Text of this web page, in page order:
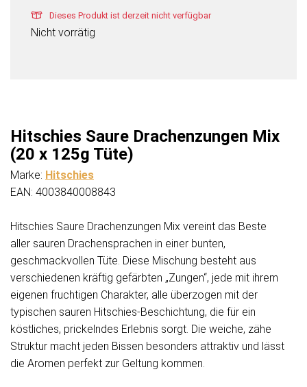
Dieses Produkt ist derzeit nicht verfügbar
Nicht vorrätig
Hitschies Saure Drachenzungen Mix
(20 x 125g Tüte)
Marke: Hitschies
EAN: 4003840008843
Hitschies Saure Drachenzungen Mix vereint das Beste
aller sauren Drachensprachen in einer bunten,
geschmackvollen Tüte. Diese Mischung besteht aus
verschiedenen kräftig gefärbten „Zungen“, jede mit ihrem
eigenen fruchtigen Charakter, alle überzogen mit der
typischen sauren Hitschies-Beschichtung, die für ein
köstliches, prickelndes Erlebnis sorgt. Die weiche, zähe
Struktur macht jeden Bissen besonders attraktiv und lässt
die Aromen perfekt zur Geltung kommen.